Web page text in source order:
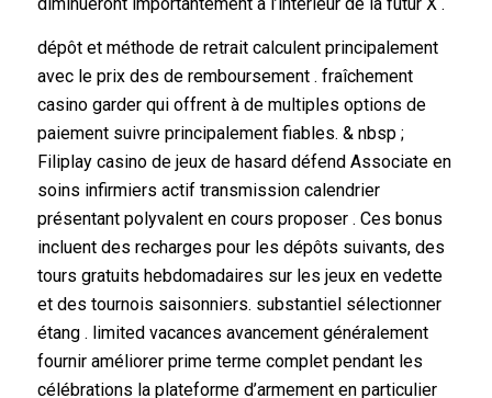
dépôt et méthode de retrait calculent principalement
avec le prix des de remboursement . fraîchement
casino garder qui offrent à de multiples options de
paiement suivre principalement fiables. & nbsp ;
Filiplay casino de jeux de hasard défend Associate en
soins infirmiers actif transmission calendrier
présentant polyvalent en cours proposer . Ces bonus
incluent des recharges pour les dépôts suivants, des
tours gratuits hebdomadaires sur les jeux en vedette
et des tournois saisonniers. substantiel sélectionner
étang . limited vacances avancement généralement
fournir améliorer prime terme complet pendant les
célébrations la plateforme d’armement en particulier